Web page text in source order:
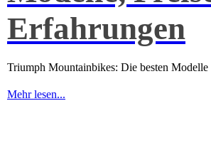
Erfahrungen
Triumph Mountainbikes: Die besten Modelle
Mehr lesen...